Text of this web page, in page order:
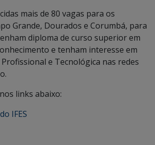
mais de 80 vagas para os
Grande, Dourados e Corumbá, para
diploma de curso superior em
e tenham interesse em
e Tecnológica nas redes
links abaixo:
IFES